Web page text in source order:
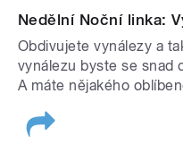
Nedělní Noční linka:
Obdivujete vynálezy a
vynálezu byste se snad
A máte nějakého